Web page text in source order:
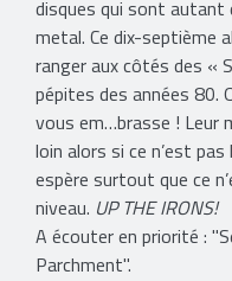
disques qui sont
metal. Ce dix-septième
ranger aux côtés des «
pépites des années 80.
vous em…brasse ! Leur
loin alors si ce n’est pas
espère surtout que ce
niveau. UP THE IRONS!
A écouter en priorité :
Parchment".